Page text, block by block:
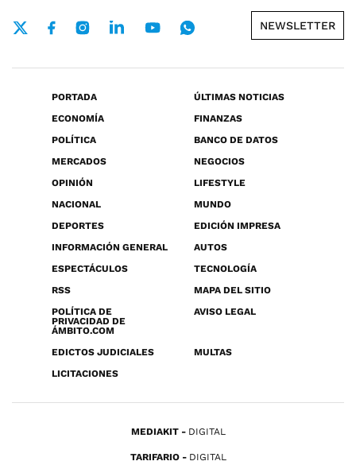
NEWSLETTER
PORTADA
ÚLTIMAS NOTICIAS
ECONOMÍA
FINANZAS
POLÍTICA
BANCO DE DATOS
MERCADOS
NEGOCIOS
OPINIÓN
LIFESTYLE
NACIONAL
MUNDO
DEPORTES
EDICIÓN IMPRESA
INFORMACIÓN GENERAL
AUTOS
ESPECTÁCULOS
TECNOLOGÍA
RSS
MAPA DEL SITIO
POLÍTICA DE
PRIVACIDAD DE
ÁMBITO.COM
AVISO LEGAL
EDICTOS JUDICIALES
MULTAS
LICITACIONES
MEDIAKIT DIGITAL
TARIFARIO DIGITAL